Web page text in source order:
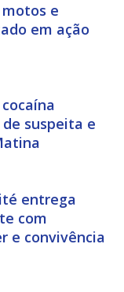
e
em ação
suspeita e
entrega
com
e convivência